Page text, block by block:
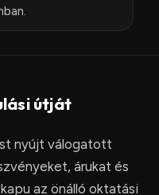
útját
nyújt válogatott
árukat és
az önálló oktatási